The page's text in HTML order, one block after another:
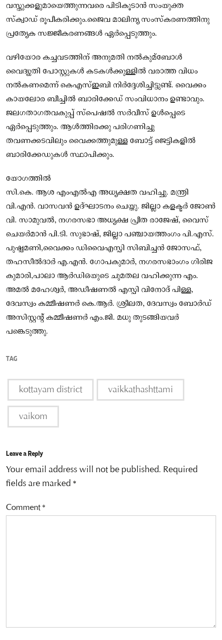
വസ്തുക്കളുമായെത്തുന്നവരെ പിടികൂടാന്‍ സംയുക്ത
സ്‌ക്വാഡ് രൂപീകരിക്കും.ജൈവ മാലിന്യ സംസ്‌കരണത്തിനു
പ്രത്യേക സജ്ജീകരണങ്ങള്‍ ഏര്‍പ്പെടുത്തും.
വഴിയോര കച്ചവടത്തിന് അനുമതി നല്‍കുമ്‌ബോള്‍
വൈദ്യുതി പോസ്റ്റുകള്‍ കടകള്‍ക്കുള്ളില്‍ വരാത്ത വിധം
നല്‍കണമെന്ന് കെഎസ്‌ഇബി നിര്‍ദ്ദേശിച്ചിട്ടുണ്ട്. വൈക്കം
കായലോര ബീച്ചില്‍ ബാരിക്കേഡ് സംവിധാനം ഉണ്ടാവും.
ജലഗതാഗതവകുപ്പ് സ്‌പെഷല്‍ സര്‍വീസ് ഉള്‍പ്പെടെ
ഏര്‍പ്പെടുത്തും. ആള്‍ത്തിരക്കു പരിഗണിച്ചു
തവണക്കടവിലും വൈക്കത്തുമുള്ള ബോട്ട് ജെട്ടികളില്‍
ബാരിക്കേഡുകള്‍ സ്ഥാപിക്കും.
യോഗത്തില്‍
സി.കെ. ആശ എംഎല്‍എ അധ്യക്ഷത വഹിച്ചു. മന്ത്രി
വി.എന്‍. വാസവന്‍ ഉദ്ഘാടനം ചെയ്തു. ജില്ലാ കളക്ടര്‍ ജോണ്‍
വി. സാമുവല്‍, നഗരസഭാ അധ്യക്ഷ പ്രീത രാജേഷ്, വൈസ്
ചെയര്‍മാന്‍ പി.ടി. സുഭാഷ്, ജില്ലാ പഞ്ചായത്തംഗം പി.എസ്.
പുഷ്പമണി,വൈക്കം ഡിവൈഎസ്പി സിബിച്ചന്‍ ജോസഫ്,
തഹസീല്‍ദാര്‍ എ.എന്‍. ഗോപകുമാര്‍, നഗരസഭാംഗം ഗിരിജ
കുമാരി,പാലാ ആര്‍ഡിഒയുടെ ചുമതല വഹിക്കുന്ന എം.
അമല്‍ മഹേശ്വര്‍, അഡീഷണല്‍ എസ്പി വിനോദ് പിള്ള,
ദേവസ്വം കമ്മീഷണര്‍ കെ.ആര്‍. ശ്രീലത, ദേവസ്വം ബോര്‍ഡ്
അസിസ്റ്റന്റ് കമ്മീഷണര്‍ എം.ജി. മധു തുടങ്ങിയവര്‍
പങ്കെടുത്തു.
TAG
kottayam district vaikkathashttami
vaikom
Leave a Reply
Your email address will not be published. Required
fields are marked *
Comment*